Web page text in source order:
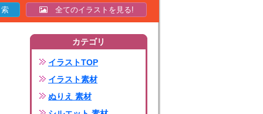
全てのイラストを見る!
カテゴリ
イラストTOP
イラスト素材
ぬりえ 素材